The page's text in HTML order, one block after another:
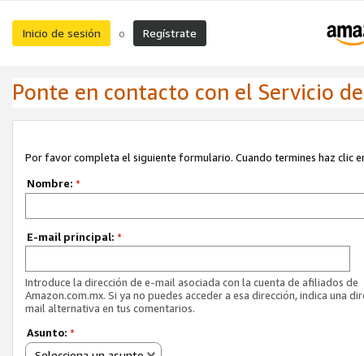
Inicio de sesión o Regístrate
Ponte en contacto con el Servicio
Por favor completa el siguiente formulario. Cuando termines haz clic
Nombre: *
E-mail principal: *
Introduce la dirección de e-mail asociada con la cuenta de afiliados de
Amazon.com.mx. Si ya no puedes acceder a esa dirección, indica una
mail alternativa en tus comentarios.
Asunto: *